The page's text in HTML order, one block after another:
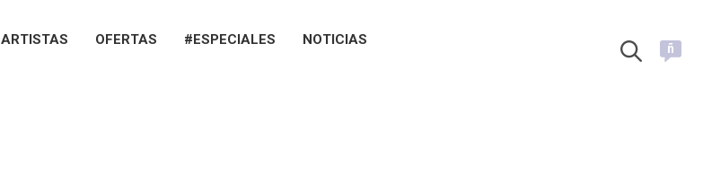
ARTISTAS OFERTAS #ESPECIALES
NOTICIAS
ñ